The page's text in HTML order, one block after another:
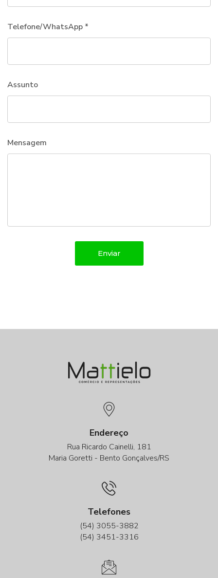
Telefone/WhatsApp *
Assunto
Mensagem
Enviar
Endereço
Rua Ricardo Cainelli, 181
Maria Goretti - Bento Gonçalves/RS
Telefones
(54) 3055-3882
(54) 3451-3316